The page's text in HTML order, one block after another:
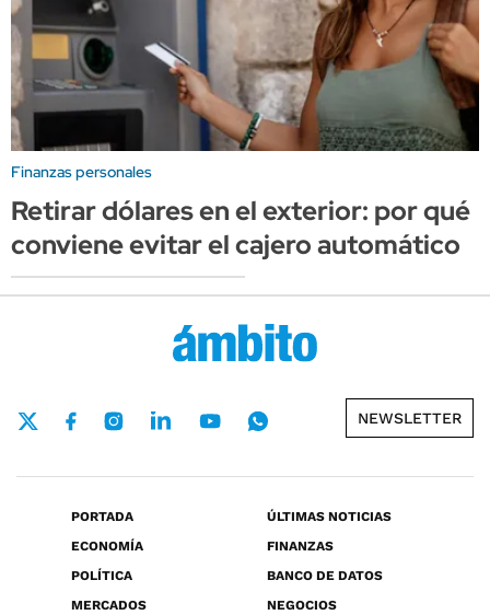
Finanzas personales
Retirar dólares en el exterior: por qué
conviene evitar el cajero automático
NEWSLETTER
PORTADA
ÚLTIMAS NOTICIAS
ECONOMÍA
FINANZAS
POLÍTICA
BANCO DE DATOS
MERCADOS
NEGOCIOS